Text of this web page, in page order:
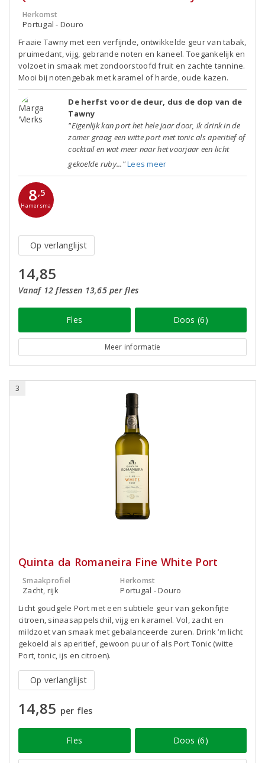
Herkomst
Portugal - Douro
Fraaie Tawny met een verfijnde, ontwikkelde geur van tabak,
pruimedant, vijg, gebrande noten en kaneel. Toegankelijk en
volzoet in smaak met zondoorstoofd fruit en zachte tannine.
Mooi bij notengebak met karamel of harde, oude kazen.
De herfst voor de deur, dus de dop van de
Tawny
"Eigenlijk kan port het hele jaar door, ik drink in de
zomer graag een witte port met tonic als aperitief of
cocktail en wat meer naar het voorjaar een licht
gekoelde ruby..."Lees meer
8,5
Hamersma
Op verlanglijst
14,85
Vanaf 12 flessen 13,65 per fles
Fles Doos (6)
Meer informatie
3
Quinta da Romaneira Fine White Port
Smaakprofiel
Zacht, rijk
Herkomst
Portugal - Douro
Licht goudgele Port met een subtiele geur van gekonfijte
citroen, sinaasappelschil, vijg en karamel. Vol, zacht en
mildzoet van smaak met gebalanceerde zuren. Drink ‘m licht
gekoeld als aperitief, gewoon puur of als Port Tonic (witte
Port, tonic, ijs en citroen).
Op verlanglijst
14,85 per fles
Fles Doos (6)